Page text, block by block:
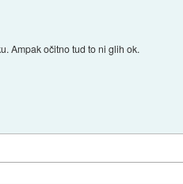
Ampak očitno tud to ni glih ok.